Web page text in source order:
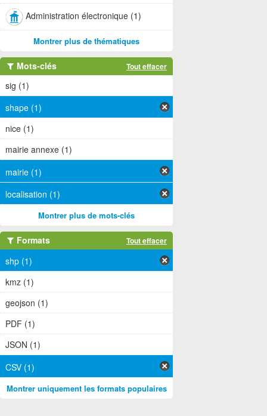
Administration électronique (1)
Montrer plus de thématiques
Mots-clés Tout effacer
sig (1)
shape (1)
nice (1)
mairie annexe (1)
mairie (1)
localisation (1)
Montrer plus de mots-clés
Formats Tout effacer
shp (1)
kmz (1)
geojson (1)
PDF (1)
JSON (1)
CSV (1)
Montrer uniquement les formats populaires